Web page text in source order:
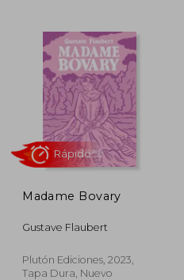
14%
dcto.
Madame Bovary
Gustave Flaubert
Plutón Ediciones, 2023,
Tapa Dura, Nuevo